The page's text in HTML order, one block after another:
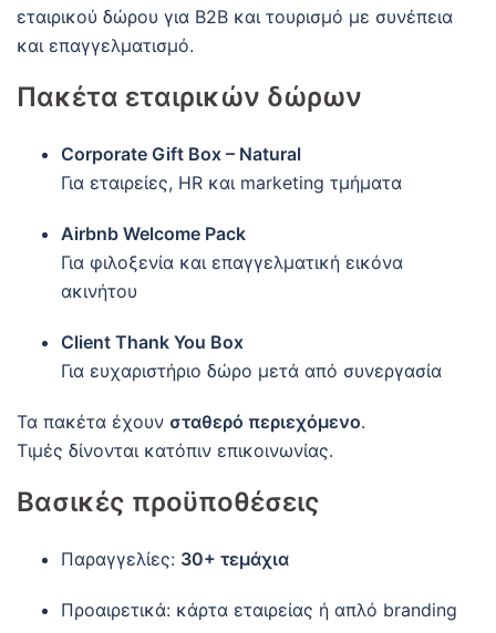
εταιρικού δώρου για B2B και τουρισμό με συνέπεια
και επαγγελματισμό.
Πακέτα εταιρικών δώρων
Corporate Gift Box – Natural
Για εταιρείες, HR και marketing τμήματα
Airbnb Welcome Pack
Για φιλοξενία και επαγγελματική εικόνα
ακινήτου
Client Thank You Box
Για ευχαριστήριο δώρο μετά από συνεργασία
Τα πακέτα έχουν σταθερό περιεχόμενο.
Τιμές δίνονται κατόπιν επικοινωνίας.
Βασικές προϋποθέσεις
Παραγγελίες: 30+ τεμάχια
Προαιρετικά: κάρτα εταιρείας ή απλό branding